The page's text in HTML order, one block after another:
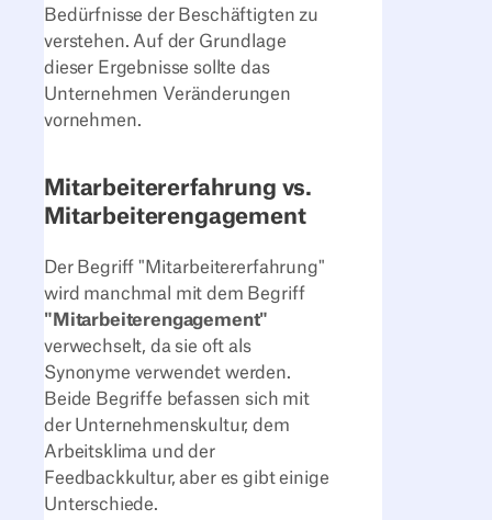
Bedürfnisse der Beschäftigten zu
verstehen. Auf der Grundlage
dieser Ergebnisse sollte das
Unternehmen Veränderungen
vornehmen.
Mitarbeitererfahrung vs.
Mitarbeiterengagement
Der Begriff "Mitarbeitererfahrung"
wird manchmal mit dem Begriff
"Mitarbeiterengagement"
verwechselt, da sie oft als
Synonyme verwendet werden.
Beide Begriffe befassen sich mit
der Unternehmenskultur, dem
Arbeitsklima und der
Feedbackkultur, aber es gibt einige
Unterschiede.